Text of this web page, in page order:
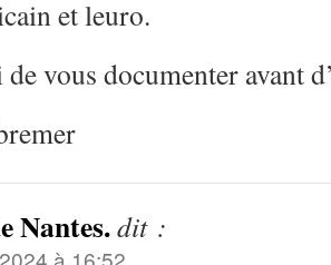
et leuro.
vous documenter avant
Nantes.dit :